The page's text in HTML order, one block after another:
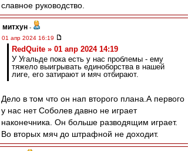
славное руководство.
митхун -
01 апр 2024 16:19
RedQuite » 01 апр 2024 14:19
У Угальде пока есть у нас проблемы - ему
тяжело выигрывать единоборства в нашей
лиге, его затирают и мяч отбирают.
Дело в том что он нап второго плана.А первого
у нас нет Соболев давно не играет
наконечника. Он больше разводящим играет.
Во вторых мяч до штрафной не доходит.